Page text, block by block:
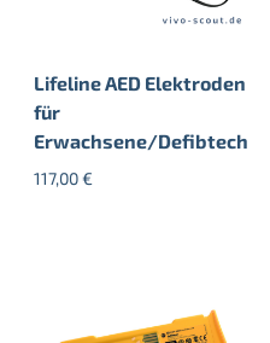
Lifeline AED Elektroden
für
Erwachsene/Defibtech
117,00€